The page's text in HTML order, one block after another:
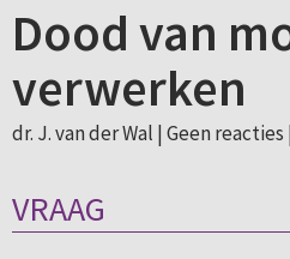
Dood van
verwerken
dr. J. van der Wal | Geen reacties
VRAAG